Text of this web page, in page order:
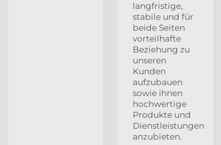
langfristige,
stabile und für
beide Seiten
vorteilhafte
Beziehung zu
unseren
Kunden
aufzubauen
sowie ihnen
hochwertige
Produkte und
Dienstleistungen
anzubieten.